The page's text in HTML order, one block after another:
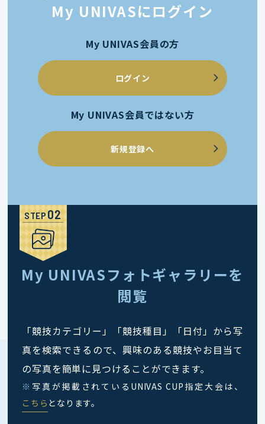
My UNIVASにログイン
My UNIVAS会員の方
ログイン
My UNIVAS会員ではない方
新規登録へ
STEP
My UNIVASフォトギャラリーを
閲覧
「競技カテゴリー」「競技種目」「日付」から写
真を検索できるので、興味のある競技やお目当て
の写真を簡単に見つけることができます。
※ 写真が掲載されているUNIVAS CUP指定大会は、
こちら となります。